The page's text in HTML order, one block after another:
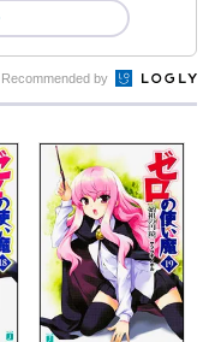
Recommended by